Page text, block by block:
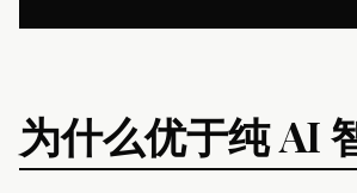
为什么优于纯 AI